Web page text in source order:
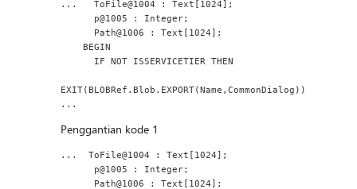
...   ToFile@1004 : Text[1024];
      p@1005 : Integer;
      Path@1006 : Text[1024];
    BEGIN
      IF NOT ISSERVICETIER THEN
EXIT(BLOBRef.Blob.EXPORT(Name,CommonDialog))
...
Penggantian kode 1
...  ToFile@1004 : Text[1024];
      p@1005 : Integer;
      Path@1006 : Text[1024];